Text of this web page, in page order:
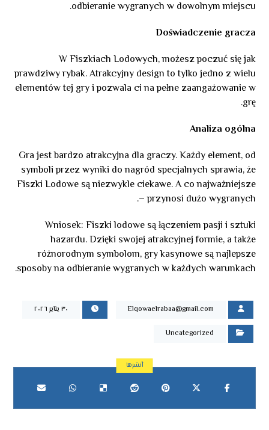
odbieranie wygranych w dowolnym miejscu.
Doświadczenie gracza
W Fiszkiach Lodowych, możesz poczuć się jak
prawdziwy rybak. Atrakcyjny design to tylko jedno z wielu
elementów tej gry i pozwala ci na pełne zaangażowanie w
grę.
Analiza ogólna
Gra jest bardzo atrakcyjna dla graczy. Każdy element, od
symboli przez wyniki do nagród specjalnych sprawia, że
Fiszki Lodowe są niezwykle ciekawe. A co najważniejsze
– przynosi dużo wygranych.
Wniosek: Fiszki lodowe są łączeniem pasji i sztuki
hazardu. Dzięki swojej atrakcyjnej formie, a także
różnorodnym symbolom, gry kasynowe są najlepsze
sposoby na odbieranie wygranych w każdych warunkach.
Elqowaelrabaa@gmail.com ٣٠ يناير ٢٠٢٦
Uncategorized